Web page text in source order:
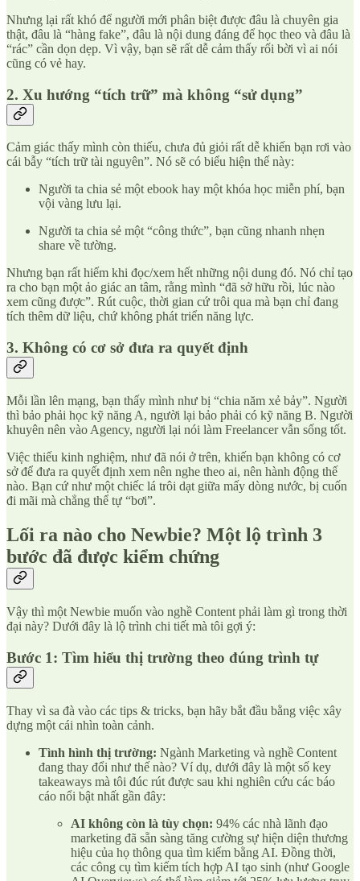
Nhưng lại rất khó để người mới phân biệt được đâu là chuyên gia
thật, đâu là “hàng fake”, đâu là nội dung đáng để học theo và đâu là
“rác” cần dọn dẹp. Vì vậy, bạn sẽ rất dễ cảm thấy rối bời vì ai nói
cũng có vẻ hay.
2. Xu hướng “tích trữ” mà không “sử dụng”
Cảm giác thấy mình còn thiếu, chưa đủ giỏi rất dễ khiến bạn rơi vào
cái bẫy “tích trữ tài nguyên”. Nó sẽ có biểu hiện thế này:
Người ta chia sẻ một ebook hay một khóa học miễn phí, bạn
vội vàng lưu lại.
Người ta chia sẻ một “công thức”, bạn cũng nhanh nhẹn
share về tường.
Nhưng bạn rất hiếm khi đọc/xem hết những nội dung đó. Nó chỉ tạo
ra cho bạn một ảo giác an tâm, rằng mình “đã sở hữu rồi, lúc nào
xem cũng được”. Rút cuộc, thời gian cứ trôi qua mà bạn chỉ đang
tích thêm dữ liệu, chứ không phát triển năng lực.
3. Không có cơ sở đưa ra quyết định
Mỗi lần lên mạng, bạn thấy mình như bị “chia năm xẻ bảy”. Người
thì bảo phải học kỹ năng A, người lại bảo phải có kỹ năng B. Người
khuyên nên vào Agency, người lại nói làm Freelancer vẫn sống tốt.
Việc thiếu kinh nghiệm, như đã nói ở trên, khiến bạn không có cơ
sở để đưa ra quyết định xem nên nghe theo ai, nên hành động thế
nào. Bạn cứ như một chiếc lá trôi dạt giữa mấy dòng nước, bị cuốn
đi mãi mà chẳng thể tự “bơi”.
Lối ra nào cho Newbie? Một lộ trình 3
bước đã được kiểm chứng
Vậy thì một Newbie muốn vào nghề Content phải làm gì trong thời
đại này? Dưới đây là lộ trình chi tiết mà tôi gợi ý:
Bước 1: Tìm hiểu thị trường theo đúng trình tự
Thay vì sa đà vào các tips & tricks, bạn hãy bắt đầu bằng việc xây
dựng một cái nhìn toàn cảnh.
Tình hình thị trường: Ngành Marketing và nghề Content
đang thay đổi như thế nào? Ví dụ, dưới đây là một số key
takeaways mà tôi đúc rút được sau khi nghiên cứu các báo
cáo nổi bật nhất gần đây:
AI không còn là tùy chọn: 94% các nhà lãnh đạo
marketing đã sẵn sàng tăng cường sự hiện diện thương
hiệu của họ thông qua tìm kiếm bằng AI. Đồng thời,
các công cụ tìm kiếm tích hợp AI tạo sinh (như Google